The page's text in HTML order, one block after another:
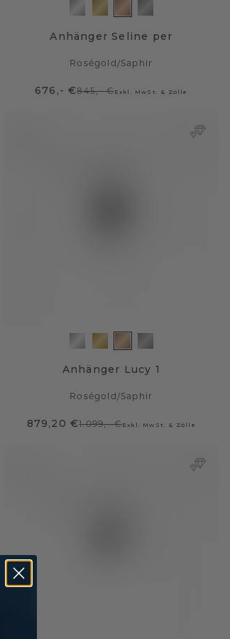
Anhänger Seline per
Roségold /Saphir
676,- €845,- €Exkl. MwSt. & Zölle
Anhänger Lucy 1
Roségold/Saphir
879,20 €1.099,- €Exkl. MwSt. & Zölle